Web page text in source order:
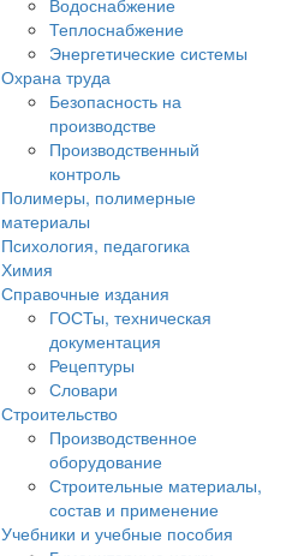
Водоснабжение
Теплоснабжение
Энергетические системы
Охрана труда
Безопасность на
производстве
Производственный
контроль
Полимеры, полимерные
материалы
Психология, педагогика
Химия
Справочные издания
ГОСТы, техническая
документация
Рецептуры
Словари
Строительство
Производственное
оборудование
Строительные материалы,
состав и применение
Учебники и учебные пособия